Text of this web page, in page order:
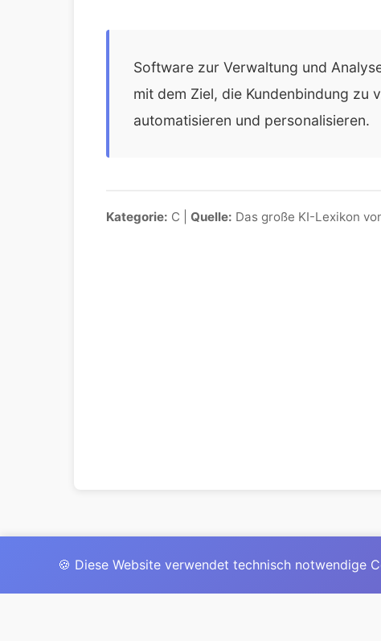
Software zur Verwaltung und
mit dem Ziel, die Kundenbindung
automatisieren und personalisieren.
Kategorie: C | Quelle: Das große KI-Lexikon
🍪 Diese Website verwendet technisch notwendige